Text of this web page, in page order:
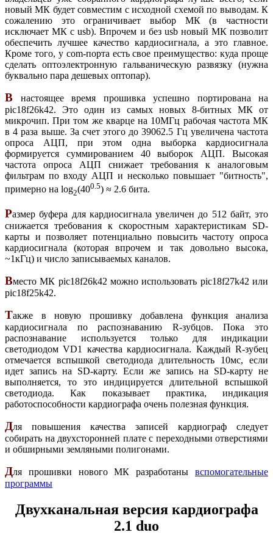
новый МК будет совместим с исходной схемой по выводам. К
сожалению это ограничивает выбор МК (в частности
исключает МК с usb). Впрочем и без usb новый МК позволит
обеспечить лучшее качество кардиосигнала, а это главное.
Кроме того, у com-порта есть свое преимущество: куда проще
сделать оптоэлектронную гальваническую развязку (нужна
буквально пара дешевых оптопар).
В настоящее время прошивка успешно портирована на
pic18f26k42. Это один из самых новых 8-битных МК от
микрочип. При том же кварце на 10МГц рабочая частота МК
в 4 раза выше. За счет этого до 39062.5 Гц увеличена частота
опроса АЦП, при этом одна выборка кардиосигнала
формируется суммированием 40 выборок АЦП. Высокая
частота опроса АЦП снижает требования к аналоговым
фильтрам по входу АЦП и несколько повышает "битность",
примерно на log2(400.5) ≈ 2.6 бита.
Размер буфера для кардиосигнала увеличен до 512 байт, это
снижается требования к скоростным характеристикам SD-
карты и позволяет потенциально повысить частоту опроса
кардиосигнала (которая впрочем и так довольно высока,
~1кГц) и число записываемых каналов.
Вместо МК pic18f26k42 можно использовать pic18f27k42 или
pic18f25k42.
Также в новую прошивку добавлена функция анализа
кардиосигнала по распознаванию R-зубцов. Пока это
распознавание используется только для индикации
светодиодом VD1 качества кардиосигнала. Каждый R-зубец
отмечается вспышкой светодиода длительность 10мс, если
идет запись на SD-карту. Если же запись на SD-карту не
выполняется, то это индицируется длительной вспышкой
светодиода. Как показывает практика, индикация
работоспособности кардиографа очень полезная функция.
Для повышения качества записей кардиограф следует
собирать на двухсторонней плате с переходными отверстиями
и обширными земляными полигонами.
Для прошивки нового МК разработаны вспомогательные
программы
Двухканальная версия кардиографа
2.1 duo